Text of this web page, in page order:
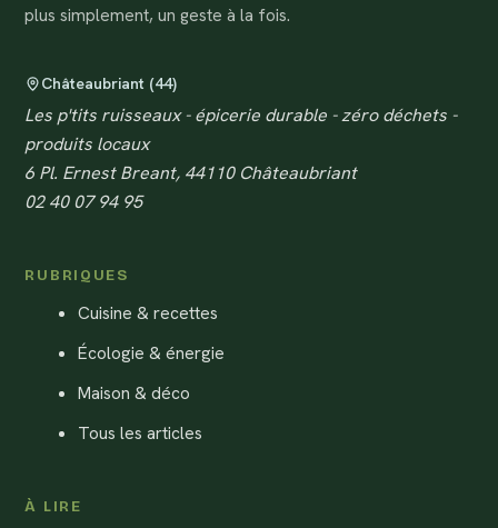
plus simplement, un geste à la fois.
Châteaubriant (44)
Les p'tits ruisseaux - épicerie durable - zéro déchets -
produits locaux
6 Pl. Ernest Breant, 44110 Châteaubriant
02 40 07 94 95
RUBRIQUES
Cuisine & recettes
Écologie & énergie
Maison & déco
Tous les articles
À LIRE